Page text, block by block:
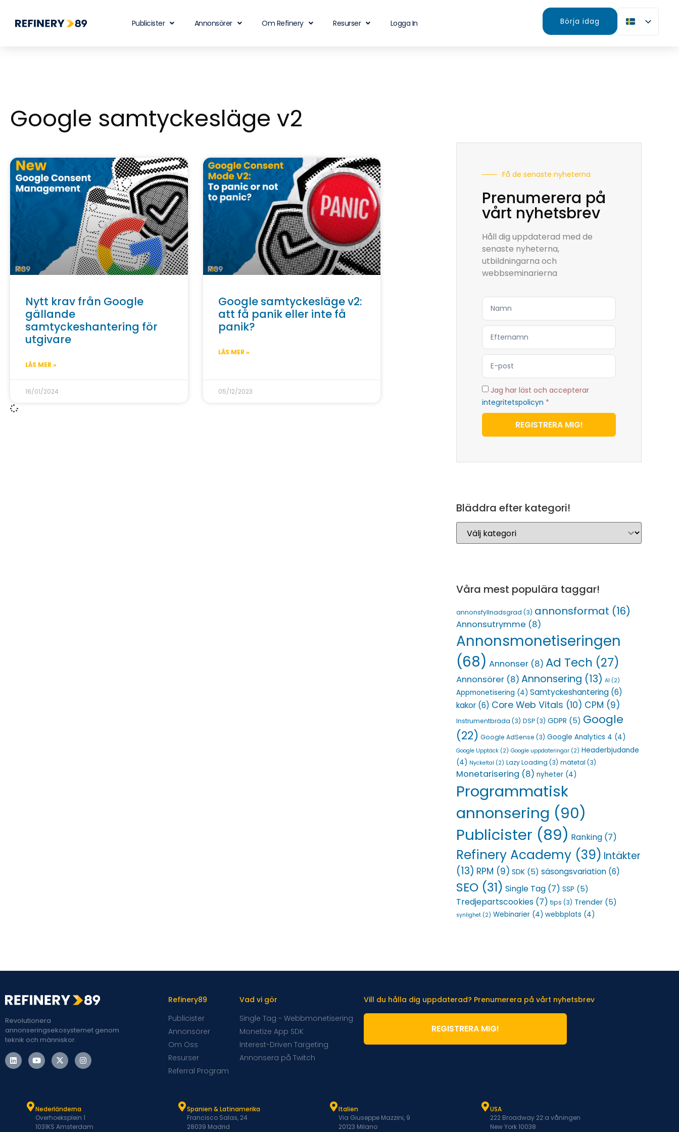
Publicister Annonsörer Om Refinery Resurser Logga In Börja idag
Google samtyckesläge v2
Nytt krav från Google
gällande
samtyckeshantering för
utgivare
LÄS MER »
16/01/2024
Google samtyckesläge v2:
att få panik eller inte få
panik?
LÄS MER »
05/12/2023
Få de senaste nyheterna
Prenumerera på
vårt nyhetsbrev
Håll dig uppdaterad med de
senaste nyheterna,
utbildningarna och
webbseminarierna
Jag har läst och accepterar
integritetspolicyn *
REGISTRERA MIG!
Bläddra efter kategori!
Våra mest populära taggar!
annonsfyllnadsgrad (3) annonsformat (16)
Annonsutrymme (8)
Annonsmonetiseringen
(68) Annonser (8) Ad Tech (27)
Annonsörer (8) Annonsering (13) AI (2)
Appmonetisering (4) Samtyckeshantering (6)
kakor (6) Core Web Vitals (10) CPM (9)
Instrumentbräda (3) DSP(3) GDPR (5) Google
(22) Google AdSense (3) Google Analytics 4 (4)
Google Upptäck (2) Google uppdateringar (2) Headerbjudande
(4) Nyckeltal (2) Lazy Loading (3) mätetal (3)
Monetarisering (8) nyheter (4)
Programmatisk
annonsering (90)
Publicister (89) Ranking (7)
Refinery Academy (39) Intäkter
(13) RPM (9) SDK (5) säsongsvariation (6)
SEO (31) Single Tag (7) SSP (5)
Tredjepartscookies (7) tips (3) Trender (5)
synlighet (2) Webinarier (4) webbplats (4)
Revolutionera
annonseringsekosystemet genom
teknik och människor.
Refinery89
Publicister
Annonsörer
Om Oss
Resurser
Referral Program
Vad vi gör
Single Tag - Webbmonetisering
Monetize App SDK
Interest-Driven Targeting
Annonsera på Twitch
Vill du hålla dig uppdaterad? Prenumerera på vårt nyhetsbrev
REGISTRERA MIG!
Nederländerna
Overhoeksplein 1
1031KS Amsterdam
Spanien & Latinamerika
Francisco Salas, 24
28039 Madrid
Italien
Via Giuseppe Mazzini, 9
20123 Milano
USA
222 Broadway 22:a våningen
New York 10038